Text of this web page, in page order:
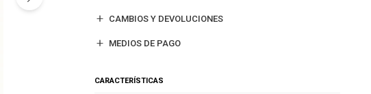
CAMBIOS Y DEVOLUCIONES
MEDIOS DE PAGO
CARACTERÍSTICAS